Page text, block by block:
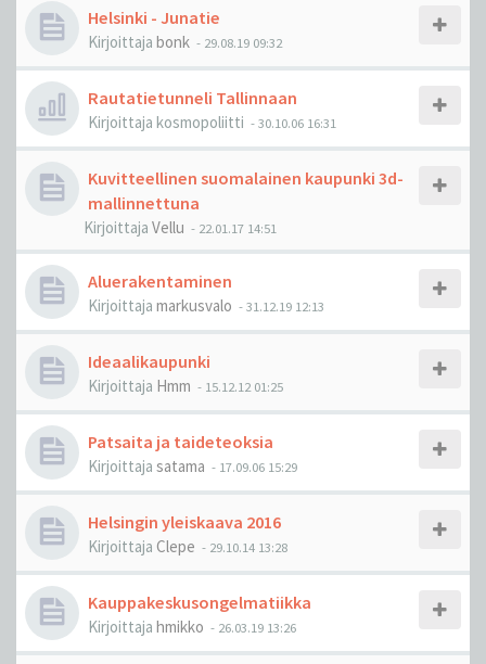
Helsinki - Junatie
Kirjoittaja bonk - 29.08.19 09:32
Rautatietunneli Tallinnaan
Kirjoittaja kosmopoliitti -30.10.06 16:31
Kuvitteellinen suomalainen kaupunki 3d-
mallinnettuna
Kirjoittaja Vellu - 22.01.17 14:51
Aluerakentaminen
Kirjoittaja markusvalo -31.12.19 12:13
Ideaalikaupunki
Kirjoittaja Hmm - 15.12.12 01:25
Patsaita ja taideteoksia
Kirjoittaja satama - 17.09.06 15:29
Helsingin yleiskaava 2016
Kirjoittaja Clepe - 29.10.14 13:28
Kauppakeskusongelmatiikka
Kirjoittaja hmikko - 26.03.19 13:26